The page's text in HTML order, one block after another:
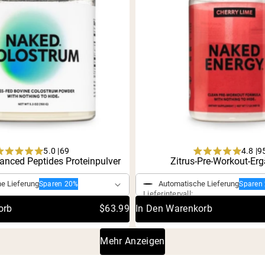
Rated
5.0
out
of
5
5.0 |69
Peptides Proteinpulver
LieferungSparen 20%
$63.99
Rated
4.8
out
of
5
4.8 |
Zitrus-Pre-Workout-
Einmaliger Kauf
Automatische LieferungSparen
Lieferintervall:
In Den Warenkorb
Mehr Anzeigen